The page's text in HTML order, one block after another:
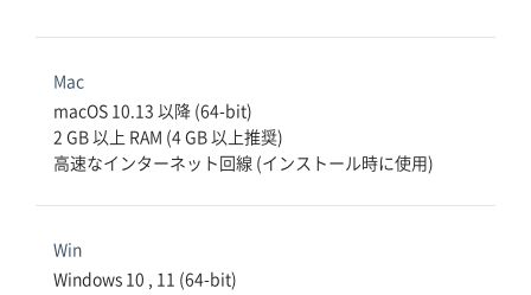
Mac
macOS 10.13 以降 (64-bit)
2 GB 以上 RAM (4 GB 以上推奨)
高速なインターネット回線 (インストール時に使用)
Win
Windows 10 , 11 (64-bit)